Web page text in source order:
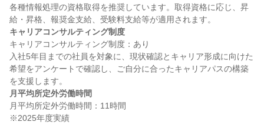
各種情報処理の資格取得を推奨しています。取得資格に応じ、昇
キャリアコンサルティング制度
キャリアコンサルティング制度：あり
入社5年目までの社員を対象に、現状確認とキャリア形成に向けた
希望をアンケートで確認し、ご自分に合ったキャリアパスの構築
月平均所定外労働時間
月平均所定外労働時間：11時間